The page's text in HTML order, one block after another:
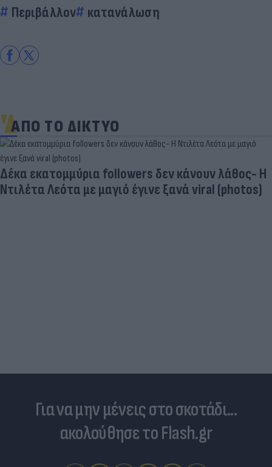
Περιβάλλον κατανάλωση
ΑΠΟ ΤΟ ΔΙΚΤΥΟ
Δέκα εκατομμύρια followers δεν κάνουν λάθος- Η
Ντιλέτα Λεότα με μαγιό έγινε ξανά viral (photos)
Για να μην μένεις στο σκοτάδι...
ακολούθησε το Flash.gr